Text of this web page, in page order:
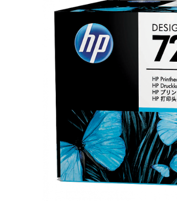
Unitate cilindru (Drum unit)